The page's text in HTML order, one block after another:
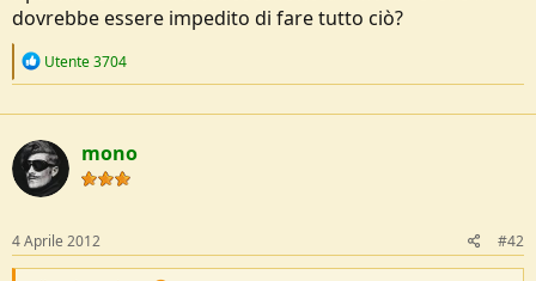
dovrebbe essere impedito di fare tutto ciò?
R
c
t
i
o
n
Utente 3704
mono
4 Aprile 2012 #42